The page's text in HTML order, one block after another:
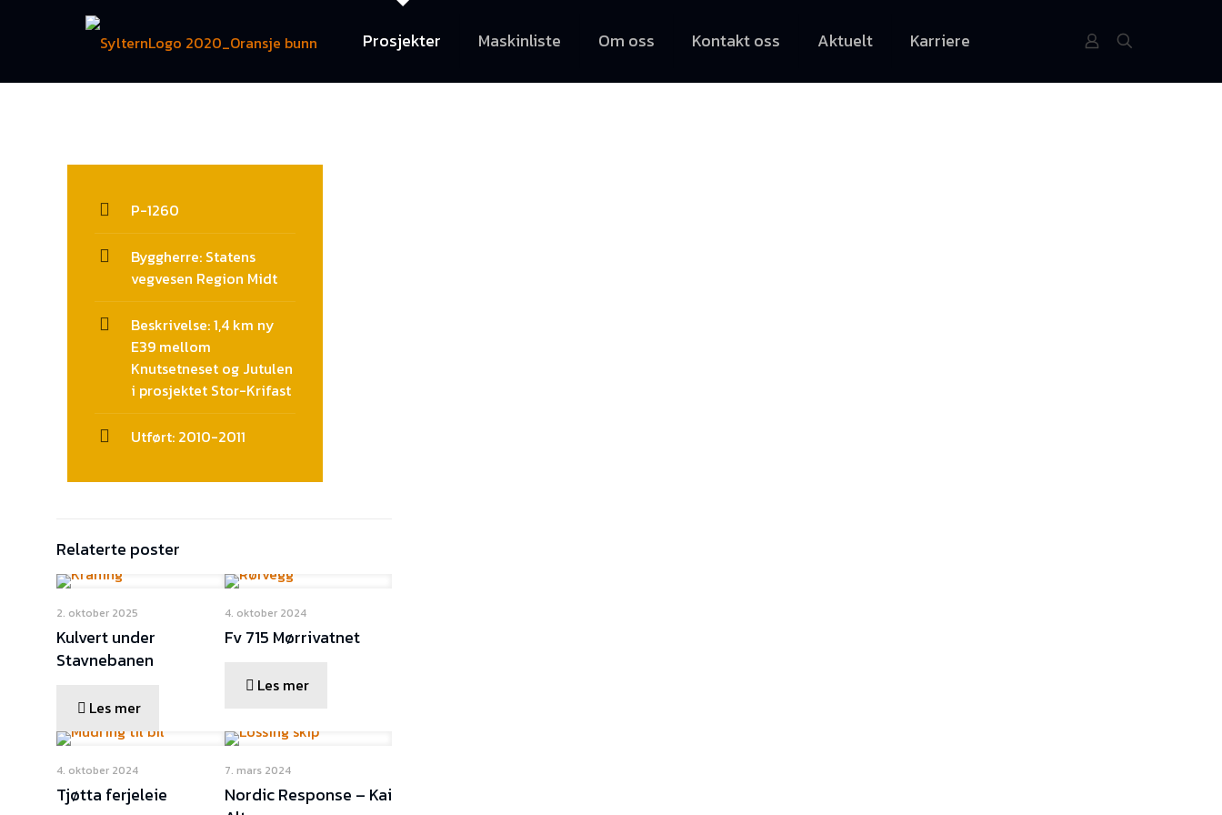
Prosjekter Maskinliste Om oss Kontakt oss Aktuelt Karriere
P-1260
Byggherre: Statens
vegvesen Region Midt
Beskrivelse: 1,4 km ny
E39 mellom
Knutsetneset og Jutulen
i prosjektet Stor-Krifast
Utført: 2010-2011
Relaterte poster
2. oktober 2025
Kulvert under
Stavnebanen
Les mer
4. oktober 2024
Fv 715 Mørrivatnet
Les mer
4. oktober 2024
Tjøtta ferjeleie
7. mars 2024
Nordic Response – Kai